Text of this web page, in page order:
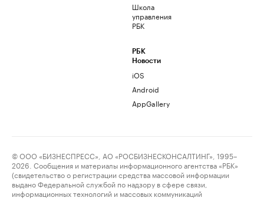
Школа
управления
РБК
РБК
Новости
iOS
Android
AppGallery
© ООО «БИЗНЕСПРЕСС», АО «РОСБИЗНЕСКОНСАЛТИНГ», 1995–
2026. Сообщения и материалы информационного агентства «РБК»
(свидетельство о регистрации средства массовой информации
выдано Федеральной службой по надзору в сфере связи,
информационных технологий и массовых коммуникаций